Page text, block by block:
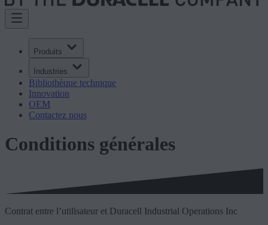
Produits
Industries
Bibliothèque technique
Innovation
OEM
Contactez nous
Conditions générales
Contrat entre l’utilisateur et Duracell Industrial Operations Inc